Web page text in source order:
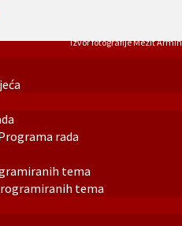
rada
tema
tema
Izvor fotografije Mezit Armin